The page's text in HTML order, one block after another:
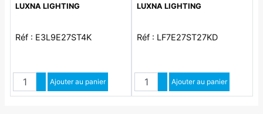
LUXNA LIGHTING
Réf : E3L9E27ST4K
QuantitéAugmenter quantité
Diminuer quantité
Ajouter au panier
LUXNA LIGHTING
Réf : LF7E27ST27KD
QuantitéAugmenter quantité
Diminuer quantité
Ajouter au panier